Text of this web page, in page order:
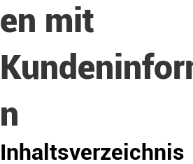
en mit
n
Inhaltsverzeichnis